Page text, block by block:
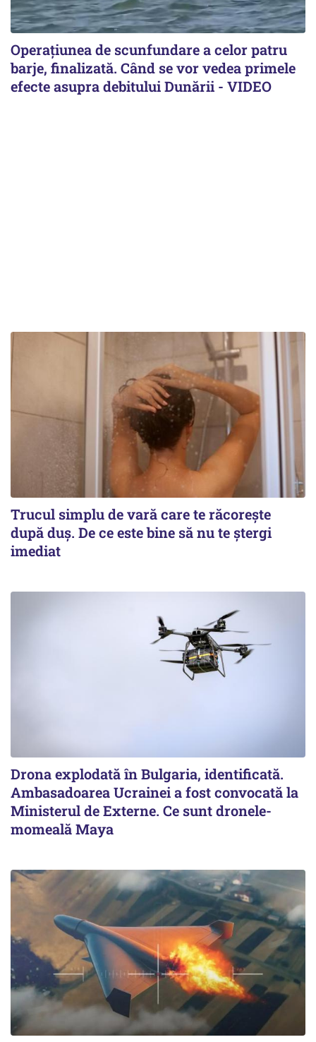
Operațiunea de scunfundare a celor patru
barje, finalizată. Când se vor vedea primele
efecte asupra debitului Dunării - VIDEO
Trucul simplu de vară care te răcorește
după duș. De ce este bine să nu te ștergi
imediat
Drona explodată în Bulgaria, identificată.
Ambasadoarea Ucrainei a fost convocată la
Ministerul de Externe. Ce sunt dronele-
momeală Maya